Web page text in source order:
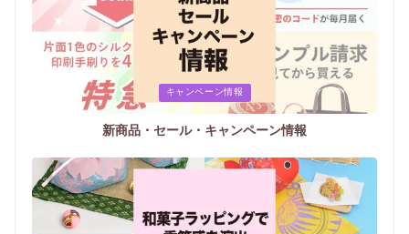
Posted
キャンペーン情報
新商品・セール・キャンペーン情報